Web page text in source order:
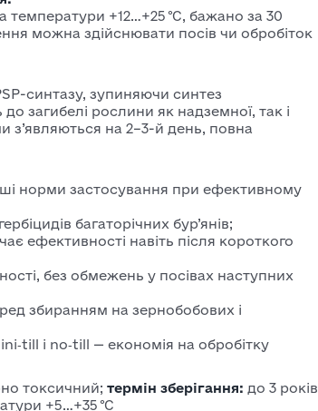
температури +12…+25 °C, бажано за 30
можна здійснювати посів чи обробіток
синтазу, зупиняючи синтез
загибелі рослини як надземної, так і
з’являються на 2–3-й день, повна
норми застосування при ефективному
багаторічних бур’янів;
ефективності навіть після короткого
без обмежень у посівах наступних
збиранням на зернобобових і
і no‑till — економія на обробітку
токсичний; термін зберігання: до 3 років
+5…+35 °C